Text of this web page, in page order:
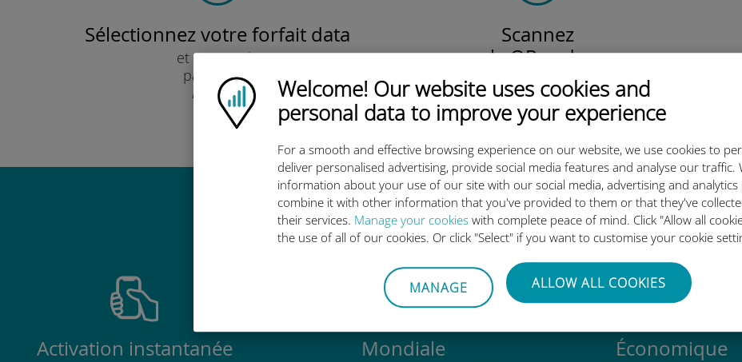
Ubigi logo
Welcome! Our website uses cookies and
personal data to improve your experience
For a smooth and effective browsing experience on our website, we use cookies to
deliver personalised advertising, provide social media features and analyse our traffic.
information about your use of our site with our social media, advertising and
combine it with other information that you've provided to them or that they've
their services. Manage your cookies with complete peace of mind. Click "Allow all
the use of all of our cookies. Or click "Select" if you want to customise your cookie
MANAGE ALLOW ALL COOKIES
Sélectionnez votre forfait data
et recevez-le
par e-mail.
Rapide !
Scannez
le QR code
pour activer votre forfait
et installer l'eSIM Ubigi.
Efficace !
Pourquoi l'eSIM internationale Ubigi est
Activation instantanée Mondiale Économique